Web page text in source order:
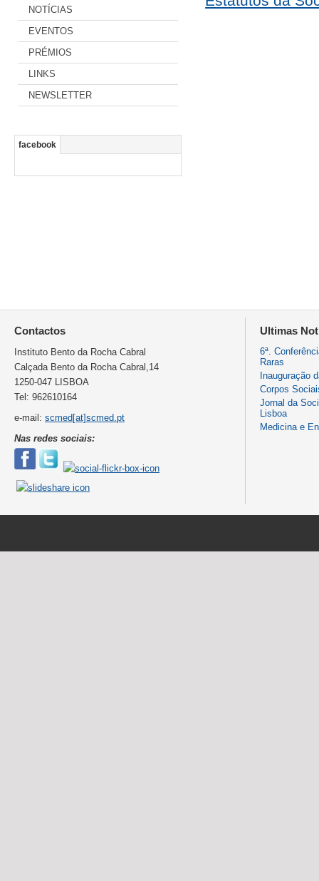
NOTÍCIAS
EVENTOS
PRÉMIOS
LINKS
NEWSLETTER
facebook
Contactos
Instituto Bento da Rocha Cabral
Calçada Bento da Rocha Cabral,14
1250-047 LISBOA
Tel: 962610164
e-mail: scmed[at]scmed.pt
Nas redes sociais:
Ultimas
6ª.
Raras
Inauguração
Corpos
Jornal da
Lisboa
Medicina e